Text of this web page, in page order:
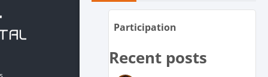
Participation
Recent posts